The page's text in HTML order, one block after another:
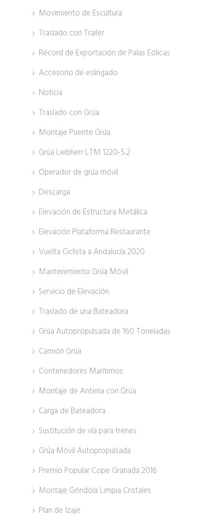
Movimiento de Escultura
Traslado con Trailer
Récord de Exportación de Palas Eólicas
Accesorio de eslingado
Noticia
Traslado con Grúa
Montaje Puente Grúa
Grúa Liebherr LTM 1220-5.2
Operador de grúa móvil
Descarga
Elevación de Estructura Metálica
Elevación Plataforma Restaurante
Vuelta Ciclista a Andalucía 2020
Mantenimiento Grúa Móvil
Servicio de Elevación
Traslado de una Bateadora
Grúa Autopropulsada de 160 Toneladas
Camión Grúa
Contenedores Marítimos
Montaje de Antena con Grúa
Carga de Bateadora
Sustitución de vía para trenes
Grúa Móvil Autopropulsada
Premio Popular Cope Granada 2016
Montaje Góndola Limpia Cristales
Plan de Izaje